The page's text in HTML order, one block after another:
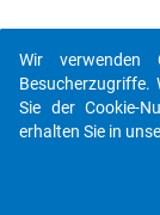
Wir verwenden
Besucherzugriffe.
Sie der Cookie-
erhalten Sie in